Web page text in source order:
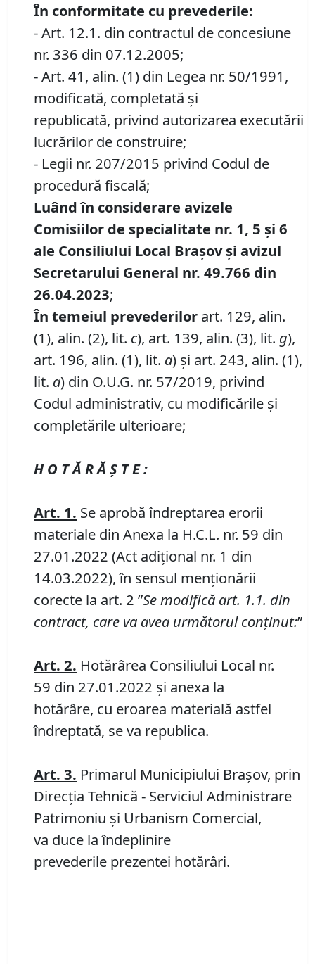
În conformitate cu prevederile:
- Art. 12.1. din contractul de concesiune
nr. 336 din 07.12.2005;
- Art. 41, alin. (1) din Legea nr. 50/1991,
modificată, completată și
republicată, privind autorizarea executării
lucrărilor de construire;
- Legii nr. 207/2015 privind Codul de
procedură fiscală;
Luând în considerare avizele
Comisiilor de specialitate nr. 1, 5 și 6
ale Consiliului Local Brașov și avizul
Secretarului General nr. 49.766 din
26.04.2023;
În temeiul prevederilor art. 129, alin.
(1), alin. (2), lit. c), art. 139, alin. (3), lit. g),
art. 196, alin. (1), lit. a) și art. 243, alin. (1),
lit. a) din O.U.G. nr. 57/2019, privind
Codul administrativ, cu modificările și
completările ulterioare;
H O T Ă R Ă Ş T E :
Art. 1. Se aprobă îndreptarea erorii
materiale din Anexa la H.C.L. nr. 59 din
27.01.2022 (Act adițional nr. 1 din
14.03.2022), în sensul menționării
corecte la art. 2 ”Se modifică art. 1.1. din
contract, care va avea următorul conținut:”
Art. 2. Hotărârea Consiliului Local nr.
59 din 27.01.2022 și anexa la
hotărâre, cu eroarea materială astfel
îndreptată, se va republica.
Art. 3. Primarul Municipiului Braşov, prin
Direcţia Tehnică - Serviciul Administrare
Patrimoniu şi Urbanism Comercial,
va duce la îndeplinire
prevederile prezentei hotărâri.